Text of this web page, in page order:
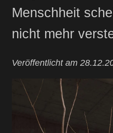
Menschheit
nicht mehr
Veröffentlicht am